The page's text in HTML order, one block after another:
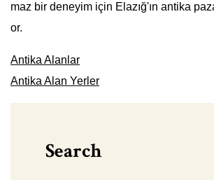
maz bir deneyim için Elazığ'ın antika
or.
Antika Alanlar
Antika Alan Yerler
Search